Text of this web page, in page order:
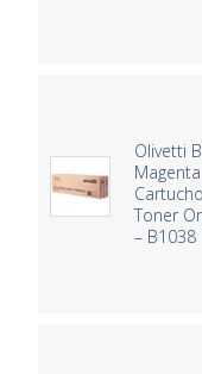
Olivetti
Magenta
Toner
– B1038